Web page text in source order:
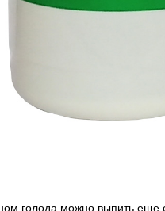
голода можно выпить еще